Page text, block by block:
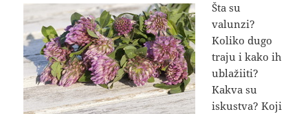
Šta su
valunzi?
Koliko dugo
traju i kako ih
ublažiiti?
Kakva su
iskustva? Koji